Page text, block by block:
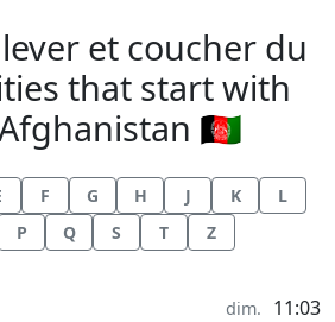
et coucher du
that start with
🇦🇫
F G H J K
L
P Q S T Z
du soleil in dim. 11:03